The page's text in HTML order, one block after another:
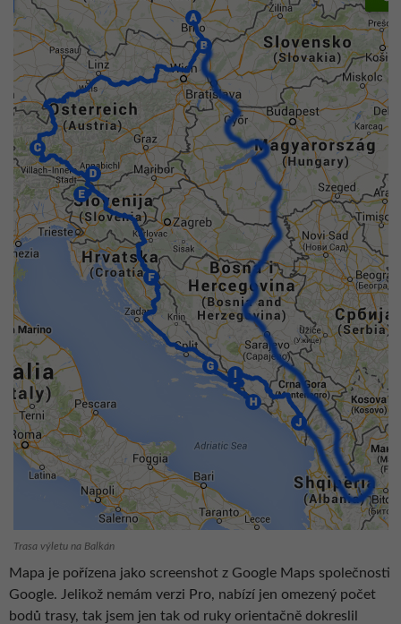
Trasa výletu na Balkán
Mapa je pořízena jako screenshot z Google Maps společnosti
Google. Jelikož nemám verzi Pro, nabízí jen omezený počet
bodů trasy, tak jsem jen tak od ruky orientačně dokreslil